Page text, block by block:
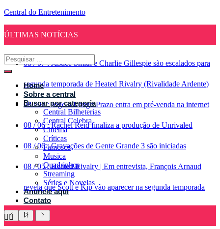
Central do Entretenimento
ÚLTIMAS NOTÍCIAS
08 / 07 : Justice Smith e Charlie Gillespie são escalados para
segunda temporada de Heated Rivalry (Rivalidade Ardente)
08 / 07 : Jogo a Longo Prazo entra em pré-venda na internet
08 / 06 : Rachel Reid finaliza a produção de Unrivaled
08 / 06 : Gravações de Gente Grande 3 são iniciadas
08 / 05 : Heated Rivalry | Em entrevista, François Arnaud
revela que Scott e Kip vão aparecer na segunda temporada
Home
Sobre a central
Buscar por categoria
Central Bilheterias
Central Celebra
Cinema
Críticas
Famosos
Musica
Quadrinhos
Streaming
Séries e Novelas
Anuncie aqui
Contato